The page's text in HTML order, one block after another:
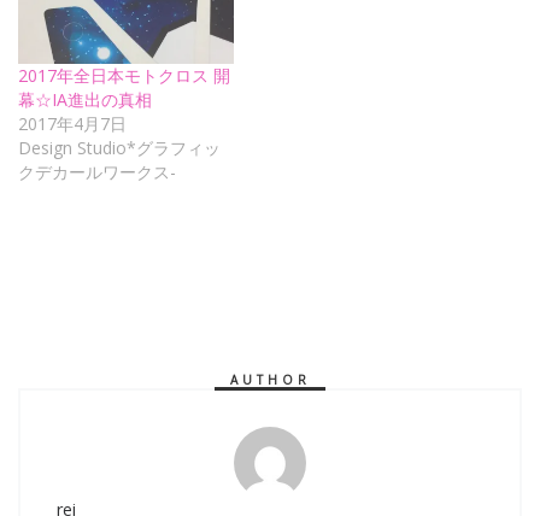
2017年全日本モトクロス 開
幕☆IA進出の真相
2017年4月7日
Design Studio*グラフィッ
クデカールワークス-
AUTHOR
rei